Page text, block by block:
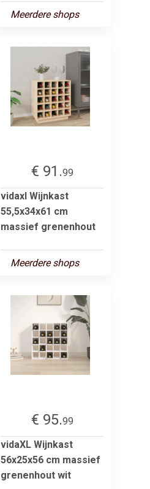
Meerdere shops
€ 91.99
vidaxl Wijnkast
55,5x34x61 cm
massief grenenhout
Meerdere shops
€ 95.99
vidaXL Wijnkast
56x25x56 cm massief
grenenhout wit